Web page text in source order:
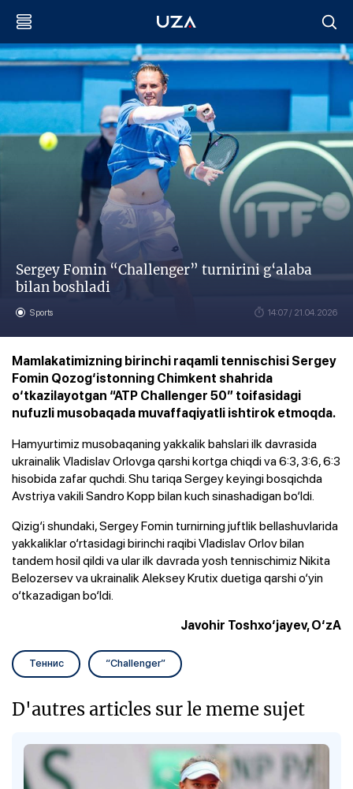
Sergey Fomin “Challenger” turnirini g‘alaba
bilan boshladi
Sports 14:07 / 21.04.2026
Mamlakatimizning birinchi raqamli tennischisi Sergey
Fomin Qozog‘istonning Chimkent shahrida
o‘tkazilayotgan “ATP Challenger 50” toifasidagi
nufuzli musobaqada muvaffaqiyatli ishtirok etmoqda.
Hamyurtimiz musobaqaning yakkalik bahslari ilk davrasida
ukrainalik Vladislav Orlovga qarshi kortga chiqdi va 6:3, 3:6, 6:3
hisobida zafar quchdi. Shu tariqa Sergey keyingi bosqichda
Avstriya vakili Sandro Kopp bilan kuch sinashadigan bo‘ldi.
Qizig‘i shundaki, Sergey Fomin turnirning juftlik bellashuvlarida
yakkaliklar o‘rtasidagi birinchi raqibi Vladislav Orlov bilan
tandem hosil qildi va ular ilk davrada yosh tennischimiz Nikita
Belozersev va ukrainalik Aleksey Krutix duetiga qarshi o‘yin
o‘tkazadigan bo‘ldi.
Javohir Toshxo‘jayev, O‘zA
Теннис “Challenger”
D'autres articles sur le meme sujet